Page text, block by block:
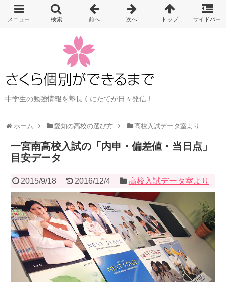
中学生の勉強情報を塾長くにたてが日々発信！
ホーム 愛知の高校の選び方 高校入試データ室より
一宮南高校入試の「内申・偏差値・当日点」
目安データ
2015/9/18 2016/12/4 高校入試データ室より